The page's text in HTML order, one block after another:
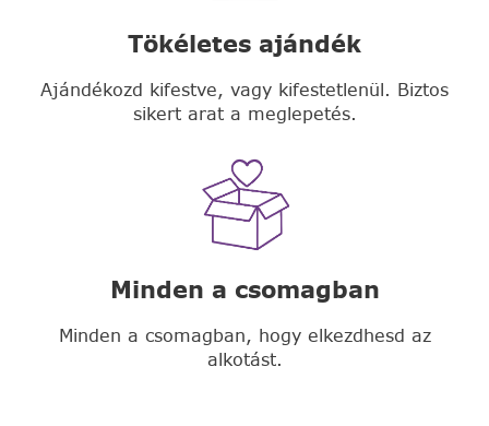
Tökéletes ajándék
Ajándékozd kifestve, vagy kifestetlenül. Biztos
sikert arat a meglepetés.
Minden a csomagban
Minden a csomagban, hogy elkezdhesd az
alkotást.